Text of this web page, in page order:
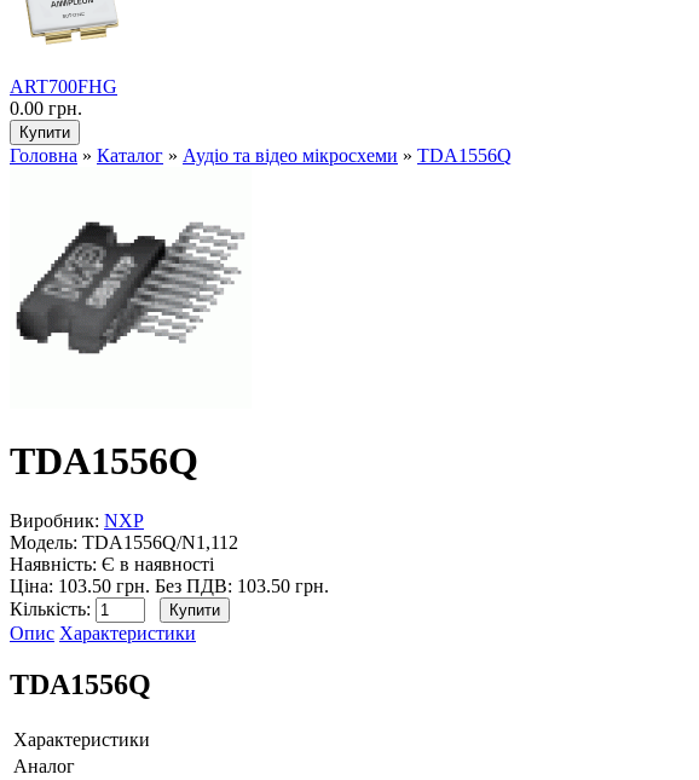
ART700FHG
0.00 грн.
Головна » Каталог » Аудіо та відео мікросхеми‎ » TDA1556Q
TDA1556Q
Виробник: NXP
Модель: TDA1556Q/N1,112
Наявність: Є в наявності
Ціна: 103.50 грн. Без ПДВ: 103.50 грн.
Кількість:
Опис Характеристики
TDA1556Q
Характеристики
Аналог